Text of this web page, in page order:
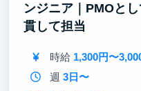
ンジニア｜PMOと
貫して担当
時給 1,300円〜
週 3日〜